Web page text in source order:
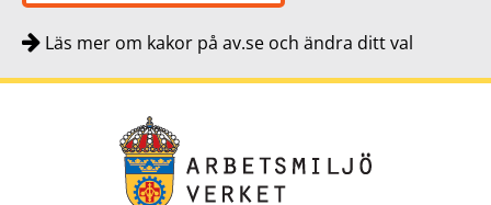
Läs mer om kakor på av.se och ändra ditt val